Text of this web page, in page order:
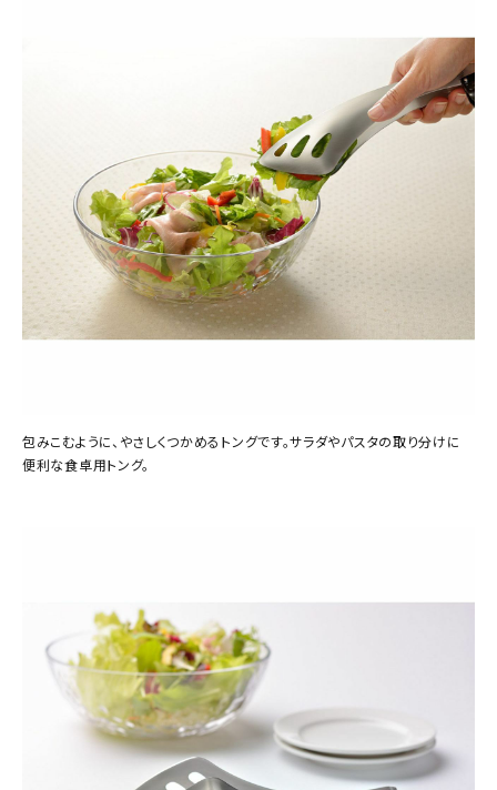
包みこむように、やさしくつかめるトングです。サラダやパスタの取り分けに
便利な食卓用トング。